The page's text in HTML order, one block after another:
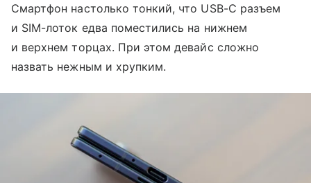
Смартфон настолько тонкий, что USB-C разъем
и SIM-лоток едва поместились на нижнем
и верхнем торцах. При этом девайс сложно
назвать нежным и хрупким.